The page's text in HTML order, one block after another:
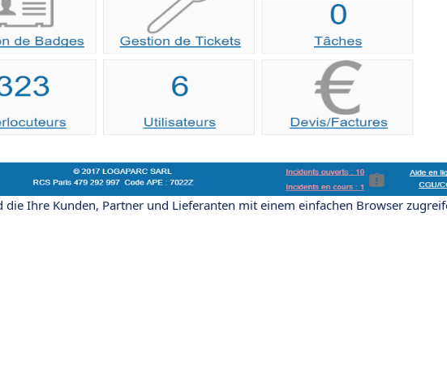
die Ihre Kunden, Partner und Lieferanten mit einem einfachen Browser